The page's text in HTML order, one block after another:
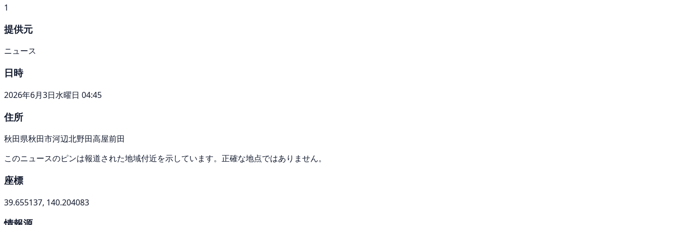
1
提供元
ニュース
日時
2026年6月3日水曜日 04:45
住所
秋田県秋田市河辺北野田高屋前田
このニュースのピンは報道された地域付近を示しています。正確な地点ではありません。
座標
39.655137, 140.204083